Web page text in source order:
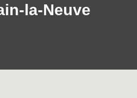
la-Neuve